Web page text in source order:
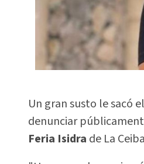
Un gran susto le sacó
denunciar
Feria Isidra de La